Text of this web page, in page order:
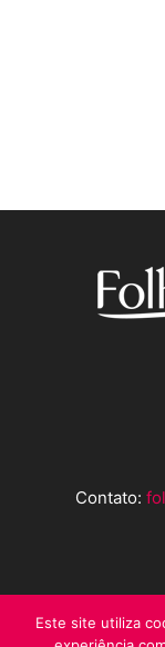
Contato:
Este site utiliza